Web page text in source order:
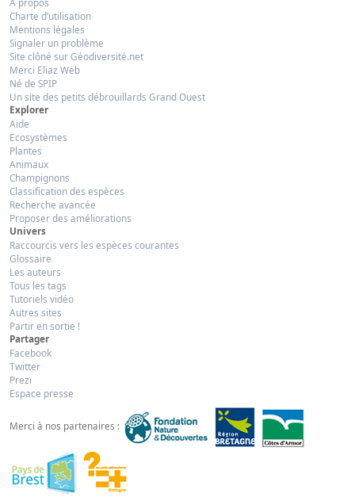
Charte d’utilisation
Mentions légales
Signaler un problème
Site clôné sur Géodiversité.net
Merci Eliaz Web
Né de SPIP
Un site des petits débrouillards Grand Ouest
Explorer
Aide
Ecosystèmes
Plantes
Animaux
Champignons
Classification des espèces
Recherche avancée
Proposer des améliorations
Univers
Raccourcis vers les espèces courantes
Glossaire
Les auteurs
Tous les tags
Tutoriels vidéo
Autres sites
Partir en sortie !
Partager
Facebook
Twitter
Prezi
Espace presse
Merci à nos partenaires :